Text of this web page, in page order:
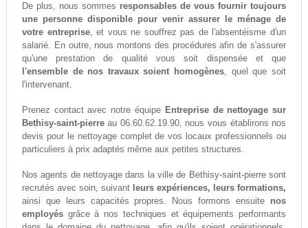
De plus, nous sommes responsables de vous fournir toujours
une personne disponible pour venir assurer le ménage de
votre entreprise, et vous ne souffrez pas de l'absentéisme d'un
salarié. En outre, nous montons des procédures afin de s'assurer
qu'une prestation de qualité vous soit dispensée et que
l'ensemble de nos travaux soient homogènes, quel que soit
l'intervenant.
Prenez contact avec notre équipe Entreprise de nettoyage sur
Bethisy-saint-pierreau 06.60.62.19.90, nous vous établirons nos
devis pour le nettoyage complet de vos locaux professionnels ou
particuliers à prix adaptés même aux petites structures.
Nos agents de nettoyage dans la ville de Bethisy-saint-pierre sont
recrutés avec soin, suivant leurs expériences, leurs formations,
ainsi que leurs capacités propres. Nous formons ensuite nos
employésgrâce à nos techniques et équipements performants